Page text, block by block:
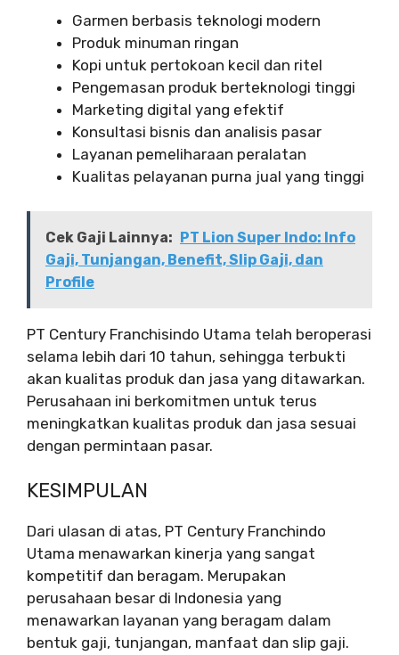
Garmen berbasis teknologi modern
Produk minuman ringan
Kopi untuk pertokoan kecil dan ritel
Pengemasan produk berteknologi tinggi
Marketing digital yang efektif
Konsultasi bisnis dan analisis pasar
Layanan pemeliharaan peralatan
Kualitas pelayanan purna jual yang tinggi
Cek Gaji Lainnya: PT Lion Super Indo: Info
Gaji, Tunjangan, Benefit, Slip Gaji, dan
Profile
PT Century Franchisindo Utama telah beroperasi
selama lebih dari 10 tahun, sehingga terbukti
akan kualitas produk dan jasa yang ditawarkan.
Perusahaan ini berkomitmen untuk terus
meningkatkan kualitas produk dan jasa sesuai
dengan permintaan pasar.
KESIMPULAN
Dari ulasan di atas, PT Century Franchindo
Utama menawarkan kinerja yang sangat
kompetitif dan beragam. Merupakan
perusahaan besar di Indonesia yang
menawarkan layanan yang beragam dalam
bentuk gaji, tunjangan, manfaat dan slip gaji.